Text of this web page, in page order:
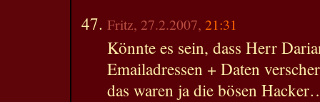
Fritz, 27.2.2007, 21:31
Könnte es sein, dass Herr
Emailadressen + Daten
das waren ja die bösen